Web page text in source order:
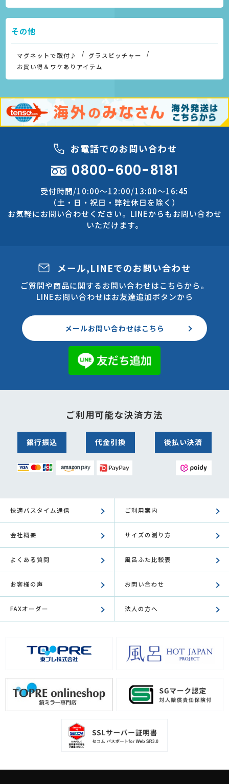
その他
マグネットで取付♪
グラスピッチャー
お買い得＆ワケありアイテム
お電話でのお問い合わせ
0800-600-8181
受付時間/10:00～12:00/13:00～16:45
（土・日・祝日・弊社休日を除く）
お気軽にお問い合わせください。LINEからもお問い合わせ
いただけます。
メール,LINEでのお問い合わせ
ご質問や商品に関するお問い合わせはこちらから。
LINEお問い合わせはお友達追加ボタンから
メールお問い合わせはこちら
ご利用可能な決済方法
銀行振込 代金引換 後払い決済
快適バスタイム通信 ご利用案内
会社概要 サイズの測り方
よくある質問 風呂ふた比較表
お客様の声 お問い合わせ
FAXオーダー 法人の方へ